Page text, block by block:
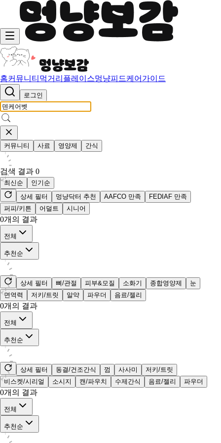
홈커뮤니티 먹거리 플레이스멍냥피드케어가이드
로그인
커뮤니티 사료 영양제 간식
검색 결과 0
최신순
인기순
상세 필터
멍냥닥터 추천 AAFCO 만족
FEDIAF 만족
퍼피/키튼
어덜트 시니어
0개의 결과
전체
추천순
상세 필터 뼈/관절 피부&모질 소화기 종합영양제
눈
면역력
저키/트릿 알약 파우더 음료/젤리
0개의 결과
전체
추천순
상세 필터 동결/건조간식 껌 사사미
저키/트릿
비스켓/시리얼
소시지 캔/파우치 수제간식 음료/젤리 파우더
0개의 결과
전체
추천순